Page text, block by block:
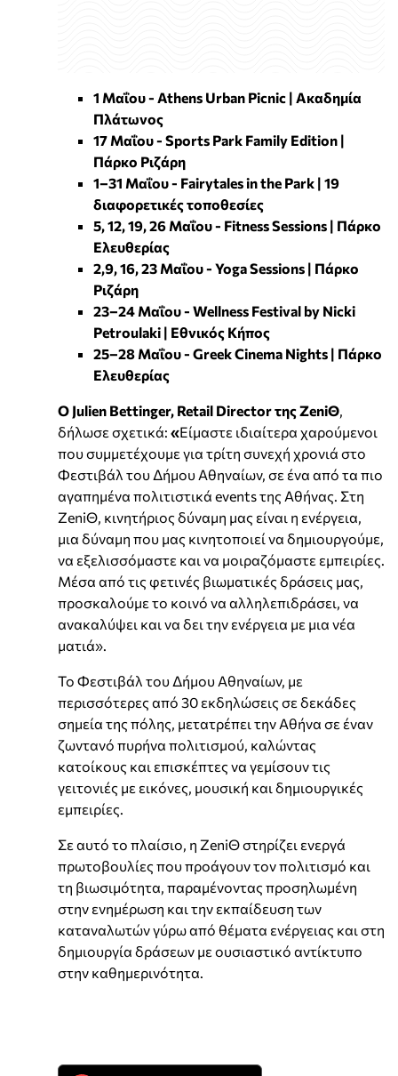
1 Μαΐου - Athens Urban Picnic | Ακαδημία
Πλάτωνος
17 Μαΐου - Sports Park Family Edition |
Πάρκο Ριζάρη
1–31 Μαΐου - Fairytales in the Park | 19
διαφορετικές τοποθεσίες
5, 12, 19, 26 Μαΐου - Fitness Sessions | Πάρκο
Ελευθερίας
2,9, 16, 23 Μαΐου - Yoga Sessions | Πάρκο
Ριζάρη
23–24 Μαΐου - Wellness Festival by Nicki
Petroulaki | Εθνικός Κήπος
25–28 Μαΐου - Greek Cinema Nights | Πάρκο
Ελευθερίας
Ο Julien Bettinger, Retail Director της ZeniΘ,
δήλωσε σχετικά: «Είμαστε ιδιαίτερα χαρούμενοι
που συμμετέχουμε για τρίτη συνεχή χρονιά στο
Φεστιβάλ του Δήμου Αθηναίων, σε ένα από τα πιο
αγαπημένα πολιτιστικά events της Αθήνας. Στη
ZeniΘ, κινητήριος δύναμη μας είναι η ενέργεια,
μια δύναμη που μας κινητοποιεί να δημιουργούμε,
να εξελισσόμαστε και να μοιραζόμαστε εμπειρίες.
Μέσα από τις φετινές βιωματικές δράσεις μας,
προσκαλούμε το κοινό να αλληλεπιδράσει, να
ανακαλύψει και να δει την ενέργεια με μια νέα
ματιά».
Το Φεστιβάλ του Δήμου Αθηναίων, με
περισσότερες από 30 εκδηλώσεις σε δεκάδες
σημεία της πόλης, μετατρέπει την Αθήνα σε έναν
ζωντανό πυρήνα πολιτισμού, καλώντας
κατοίκους και επισκέπτες να γεμίσουν τις
γειτονιές με εικόνες, μουσική και δημιουργικές
εμπειρίες.
Σε αυτό το πλαίσιο, η ZeniΘ στηρίζει ενεργά
πρωτοβουλίες που προάγουν τον πολιτισμό και
τη βιωσιμότητα, παραμένοντας προσηλωμένη
στην ενημέρωση και την εκπαίδευση των
καταναλωτών γύρω από θέματα ενέργειας και στη
δημιουργία δράσεων με ουσιαστικό αντίκτυπο
στην καθημερινότητα.